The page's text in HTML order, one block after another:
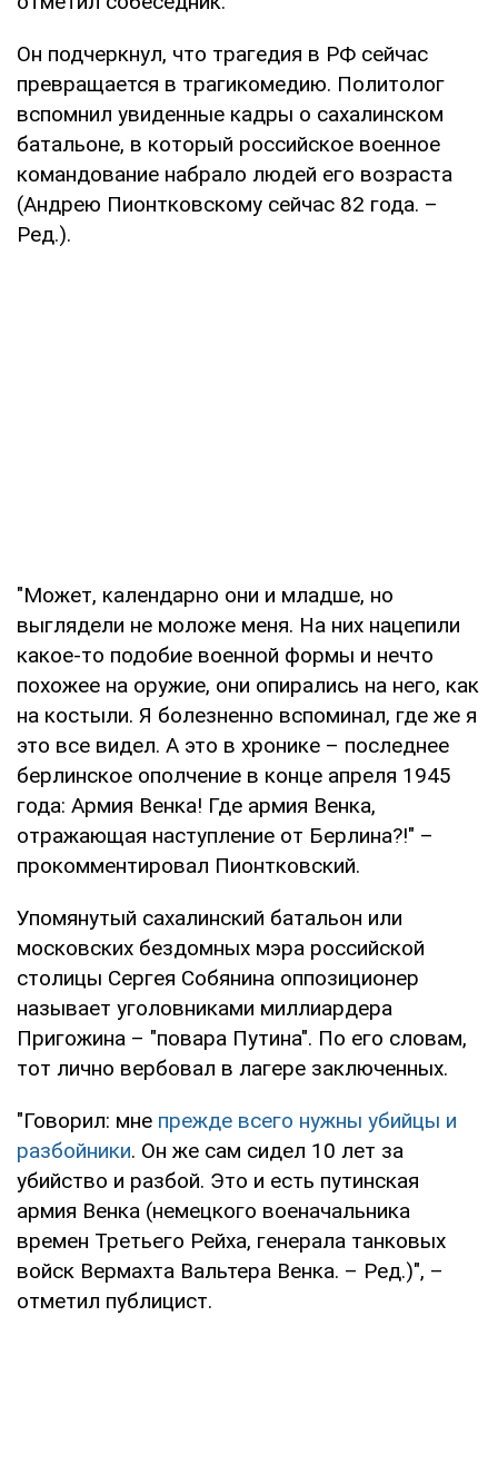
Он подчеркнул, что трагедия в РФ сейчас
превращается в трагикомедию. Политолог
вспомнил увиденные кадры о сахалинском
батальоне, в который российское военное
командование набрало людей его возраста
(Андрею Пионтковскому сейчас 82 года. –
Ред.).
"Может, календарно они и младше, но
выглядели не моложе меня. На них нацепили
какое-то подобие военной формы и нечто
похожее на оружие, они опирались на него, как
на костыли. Я болезненно вспоминал, где же я
это все видел. А это в хронике – последнее
берлинское ополчение в конце апреля 1945
года: Армия Венка! Где армия Венка,
отражающая наступление от Берлина?!" –
прокомментировал Пионтковский.
Упомянутый сахалинский батальон или
московских бездомных мэра российской
столицы Сергея Собянина оппозиционер
называет уголовниками миллиардера
Пригожина – "повара Путина". По его словам,
тот лично вербовал в лагере заключенных.
"Говорил: мне прежде всего нужны убийцы и
разбойники. Он же сам сидел 10 лет за
убийство и разбой. Это и есть путинская
армия Венка (немецкого военачальника
времен Третьего Рейха, генерала танковых
войск Вермахта Вальтера Венка. – Ред.)", –
отметил публицист.